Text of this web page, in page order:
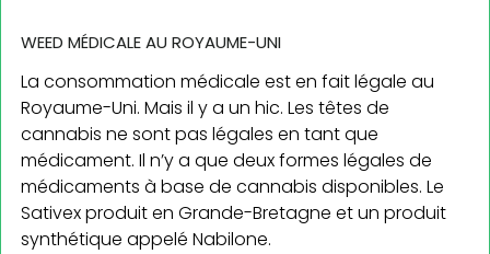
WEED MÉDICALE AU ROYAUME-UNI
La consommation médicale est en fait légale au
Royaume-Uni. Mais il y a un hic. Les têtes de
cannabis ne sont pas légales en tant que
médicament. Il n’y a que deux formes légales de
médicaments à base de cannabis disponibles. Le
Sativex produit en Grande-Bretagne et un produit
synthétique appelé Nabilone.